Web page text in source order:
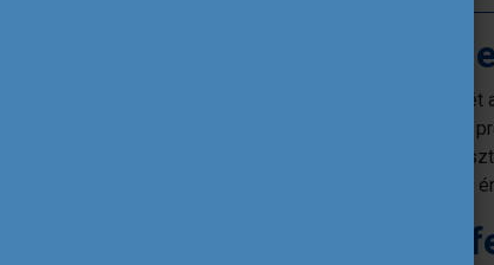
Olimpiai értékek az
Az idei Európai Sporthét különlegességét
is aktívan részt vesznek a
értékek – a kiválóság, a barátság és a
köszönhetően a közös uniós és olimpiai
Interaktív térképen